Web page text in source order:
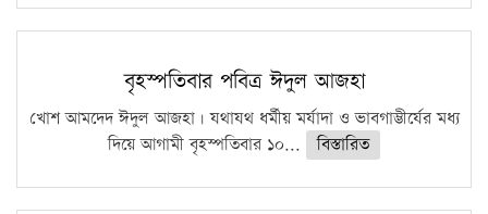
বৃহস্পতিবার পবিত্র ঈদুল আজহা
খোশ আমদেদ ঈদুল আজহা। যথাযথ ধর্মীয় মর্যাদা ও ভাবগাম্ভীর্যের মধ্য
দিয়ে আগামী বৃহস্পতিবার ১০...
বিস্তারিত